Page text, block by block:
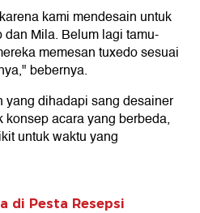
kami mendesain untuk
Mila. Belum lagi tamu-
memesan tuxedo sesuai
bebernya.
yang dihadapi sang desainer
acara yang berbeda,
untuk waktu yang
di Pesta Resepsi